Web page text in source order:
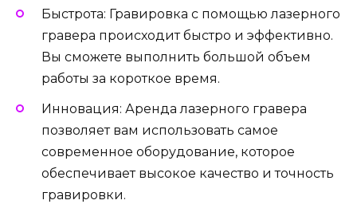
Быстрота: Гравировка с помощью лазерного
гравера происходит быстро и эффективно.
Вы сможете выполнить большой объем
работы за короткое время.
Инновация: Аренда лазерного гравера
позволяет вам использовать самое
современное оборудование, которое
обеспечивает высокое качество и точность
гравировки.